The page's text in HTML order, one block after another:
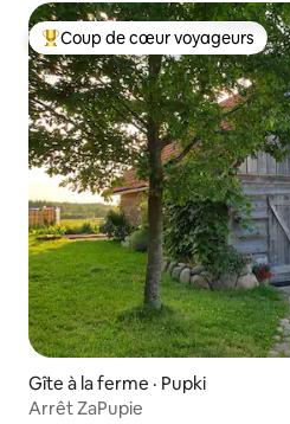
Coup de cœur voyageurs parmi
Coup de cœur voyageurs
Gîte à la ferme · Pupki
Arrêt ZaPupie